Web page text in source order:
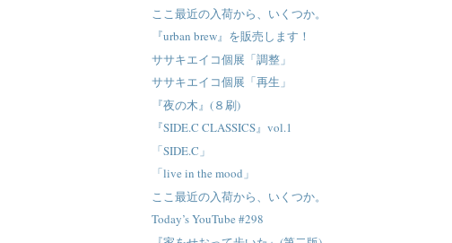
ここ最近の入荷から、いくつか。
『urban brew』を販売します！
ササキエイコ個展「調整」
ササキエイコ個展「再生」
『夜の木』(８刷)
『SIDE.C CLASSICS』vol.1
「SIDE.C」
「live in the mood」
ここ最近の入荷から、いくつか。
Today’s YouTube #298